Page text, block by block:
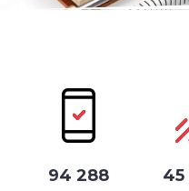
94 288 45